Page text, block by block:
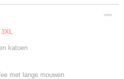
katoen
met lange mouwen